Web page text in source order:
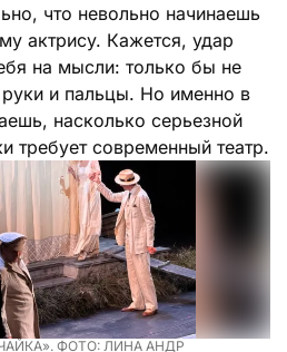
что невольно начинаешь
актрису. Кажется, удар
на мысли: только бы не
руки и пальцы. Но именно в
насколько серьезной
требует современный театр.
ФОТО: ЛИНА АНДР